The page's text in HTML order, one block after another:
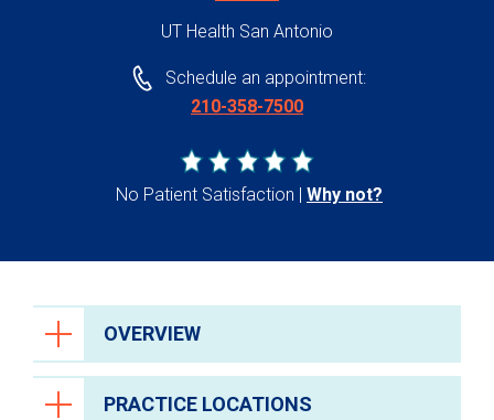
UT Health San Antonio
Schedule an appointment:
210-358-7500
No Patient Satisfaction Why not?
OVERVIEW
PRACTICE LOCATIONS